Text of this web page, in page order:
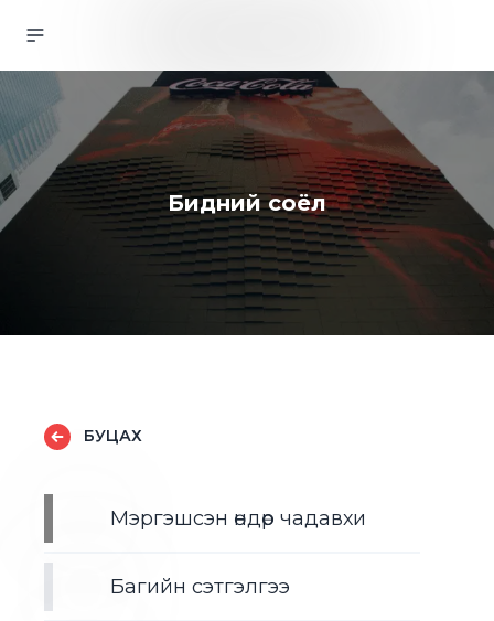
Бидний соёл
БУЦАХ
Мэргэшсэн өндөр чадавхи
Багийн сэтгэлгээ